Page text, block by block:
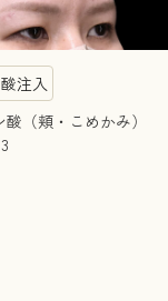
注入
酸（頬・こめかみ）